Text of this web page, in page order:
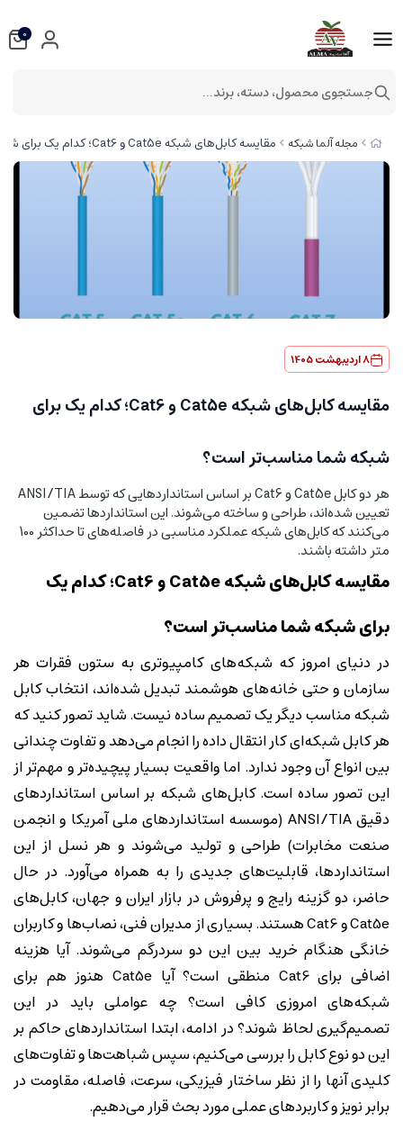
مجله آلما شبکه مقایسه کابل‌های شبکه Cat5e و Cat6؛ کدام یک برای شبکه شما مناسب‌تر است؟
8 اردیبهشت 1405
مقایسه کابل‌های شبکه Cat5e و Cat6؛ کدام یک برای
شبکه شما مناسب‌تر است؟
هر دو کابل Cat5e و Cat6 بر اساس استانداردهایی که توسط ANSI/TIA
تعیین شده‌اند، طراحی و ساخته می‌شوند. این استانداردها تضمین
می‌کنند که کابل‌های شبکه عملکرد مناسبی در فاصله‌های تا حداکثر 100
متر داشته باشند.
مقایسه کابل‌های شبکه Cat5e و Cat6؛ کدام یک
برای شبکه شما مناسب‌تر است؟
در دنیای امروز که شبکه‌های کامپیوتری به ستون فقرات هر
سازمان و حتی خانه‌های هوشمند تبدیل شده‌اند، انتخاب کابل
شبکه مناسب دیگر یک تصمیم ساده نیست. شاید تصور کنید که
هر کابل شبکه‌ای کار انتقال داده را انجام می‌دهد و تفاوت چندانی
بین انواع آن وجود ندارد. اما واقعیت بسیار پیچیده‌تر و مهم‌تر از
این تصور ساده است. کابل‌های شبکه بر اساس استانداردهای
دقیق ANSI/TIA (موسسه استانداردهای ملی آمریکا و انجمن
صنعت مخابرات) طراحی و تولید می‌شوند و هر نسل از این
استانداردها، قابلیت‌های جدیدی را به همراه می‌آورد. در حال
حاضر، دو گزینه رایج و پرفروش در بازار ایران و جهان، کابل‌های
Cat5e و Cat6 هستند. بسیاری از مدیران فنی، نصاب‌ها و کاربران
خانگی هنگام خرید بین این دو سردرگم می‌شوند. آیا هزینه
اضافی برای Cat6 منطقی است؟ آیا Cat5e هنوز هم برای
شبکه‌های امروزی کافی است؟ چه عواملی باید در این
تصمیم‌گیری لحاظ شوند؟ در ادامه، ابتدا استانداردهای حاکم بر
این دو نوع کابل را بررسی می‌کنیم، سپس شباهت‌ها و تفاوت‌های
کلیدی آنها را از نظر ساختار فیزیکی، سرعت، فاصله، مقاومت در
برابر نویز و کاربردهای عملی مورد بحث قرار می‌دهیم.
0
جستجوی محصول، دسته، برند...